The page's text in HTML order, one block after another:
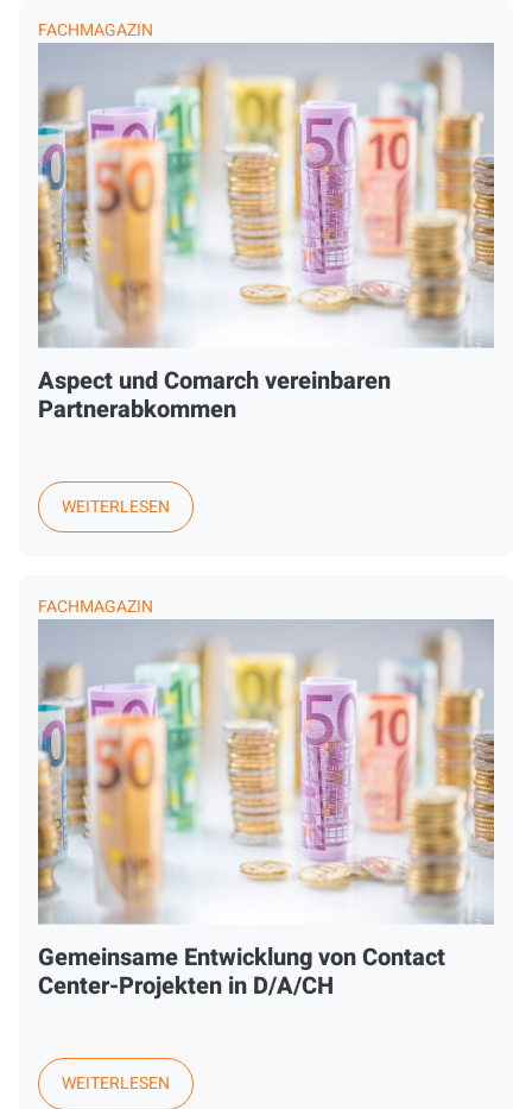
FACHMAGAZIN
Aspect und Comarch vereinbaren
Partnerabkommen
WEITERLESEN
FACHMAGAZIN
Gemeinsame Entwicklung von Contact
Center-Projekten in D/A/CH
WEITERLESEN